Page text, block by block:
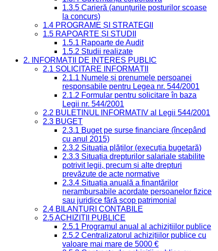
1.3.5 Carieră (anunțurile posturilor scoase
la concurs)
1.4 PROGRAME ȘI STRATEGII
1.5 RAPOARTE ȘI STUDII
1.5.1 Rapoarte de Audit
1.5.2 Studii realizate
2. INFORMAȚII DE INTERES PUBLIC
2.1 SOLICITARE INFORMAȚII
2.1.1 Numele și prenumele persoanei
responsabile pentru Legea nr. 544/2001
2.1.2 Formular pentru solicitare în baza
Legii nr. 544/2001
2.2 BULETINUL INFORMATIV al Legii 544/2001
2.3 BUGET
2.3.1 Buget pe surse financiare (începând
cu anul 2015)
2.3.2 Situația plăților (execuția bugetară)
2.3.3 Situația drepturilor salariale stabilite
potrivit legii, precum și alte drepturi
prevăzute de acte normative
2.3.4 Situația anuală a finanțărilor
nerambursabile acordate persoanelor fizice
sau juridice fără scop patrimonial
2.4 BILANȚURI CONTABILE
2.5 ACHIZIȚII PUBLICE
2.5.1 Programul anual al achizițiilor publice
2.5.2 Centralizatorul achizițiilor publice cu
valoare mai mare de 5000 €